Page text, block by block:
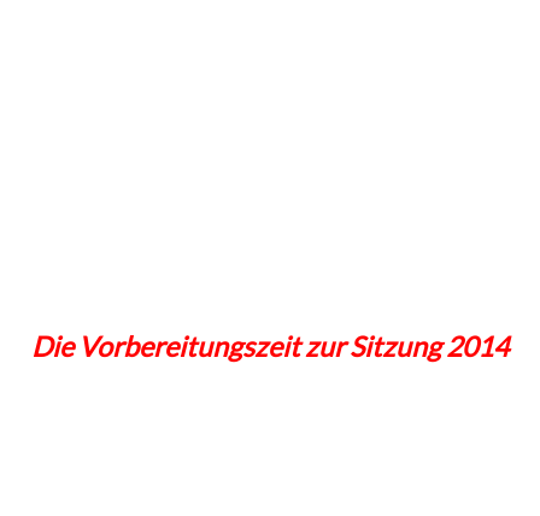
Die Vorbereitungszeit zur Sitzung 2014